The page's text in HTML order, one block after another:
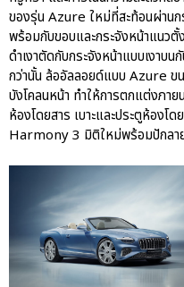
ของรุ่น Azure ใหม่ที่สะท้อนผ่านก
พร้อมกับขอบและกระจังหน้าแนวตั้
ดำเงาตัดกับกระจังหน้าแบบเงาบน
กว่านั้น ล้ออัลลอยด์แบบ Azure ข
บังโคลนหน้า ทำให้การตกแต่งภ
ห้องโดยสาร เบาะและประตูห้องโ
Harmony 3 มิติใหม่พร้อมปักล